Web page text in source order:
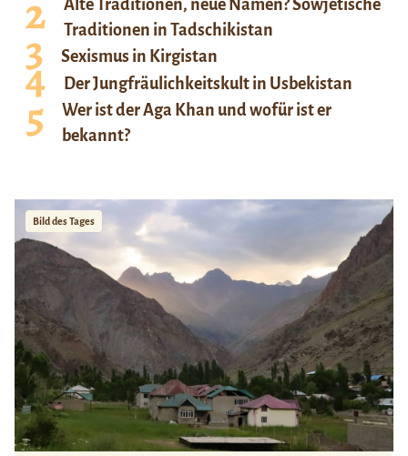
Alte Traditionen, neue Namen? Sowjetische
Traditionen in Tadschikistan
Sexismus in Kirgistan
Der Jungfräulichkeitskult in Usbekistan
Wer ist der Aga Khan und wofür ist er
bekannt?
Bild des Tages